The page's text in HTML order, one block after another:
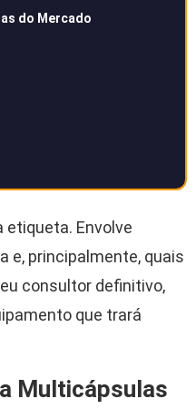
do Mercado
etiqueta. Envolve
e, principalmente, quais
consultor definitivo,
que trará
Multicápsulas